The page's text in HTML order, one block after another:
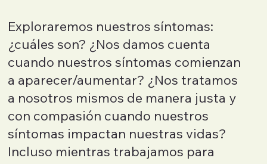
Exploraremos nuestros síntomas:
¿cuáles son? ¿Nos damos cuenta
cuando nuestros síntomas comienzan
a aparecer/aumentar? ¿Nos tratamos
a nosotros mismos de manera justa y
con compasión cuando nuestros
síntomas impactan nuestras vidas?
Incluso mientras trabajamos para